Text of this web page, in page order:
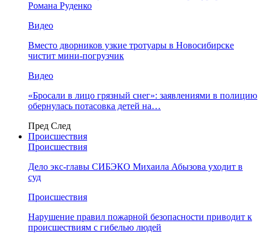
Романа Руденко
Видео
Вместо дворников узкие тротуары в Новосибирске
чистит мини-погрузчик
Видео
«Бросали в лицо грязный снег»: заявлениями в полицию
обернулась потасовка детей на…
Пред След
Происшествия
Происшествия
Дело экс-главы СИБЭКО Михаила Абызова уходит в
суд
Происшествия
Нарушение правил пожарной безопасности приводит к
происшествиям с гибелью людей